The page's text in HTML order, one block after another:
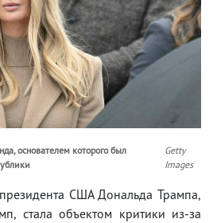
основателем которого был
Getty
Images
США Дональда Трампа,
стала объектом критики из-за